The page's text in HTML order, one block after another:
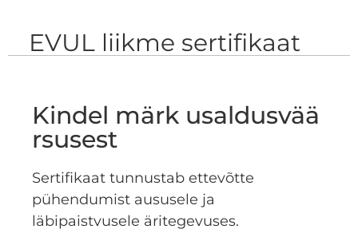
EVUL liikme sertifikaat
Kindel märk usaldusvää
rsusest
Sertifikaat tunnustab ettevõtte
pühendumist aususele ja
läbipaistvusele äritegevuses.